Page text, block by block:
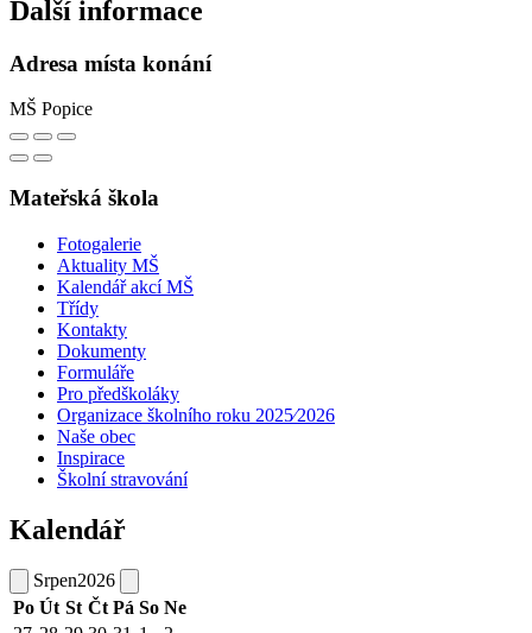
Další informace
Adresa místa konání
MŠ Popice
Mateřská škola
Fotogalerie
Aktuality MŠ
Kalendář akcí MŠ
Třídy
Kontakty
Dokumenty
Formuláře
Pro předškoláky
Organizace školního roku 2025⁄2026
Naše obec
Inspirace
Školní stravování
Kalendář
Srpen2026
Po Út St Čt Pá So Ne